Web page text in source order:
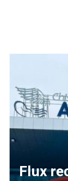
Flux